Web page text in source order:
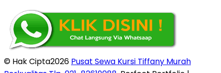
© Hak Cipta2026 Pusat Sewa Kursi Tiffany Murah